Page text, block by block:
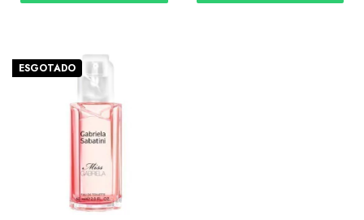
ESGOTADO